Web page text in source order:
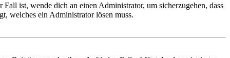
ist, wende dich an einen Administrator, um sicherzugehen, dass
welches ein Administrator lösen muss.